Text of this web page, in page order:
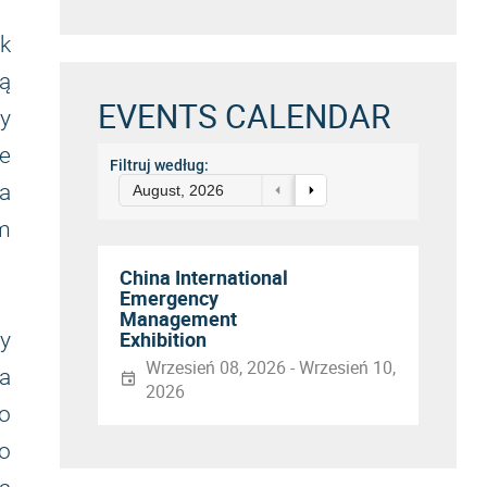
EVENTS CALENDAR
Filtruj według:
August, 2026
China International
Emergency
Management
Exhibition
Wrzesień 08, 2026 - Wrzesień 10,
2026